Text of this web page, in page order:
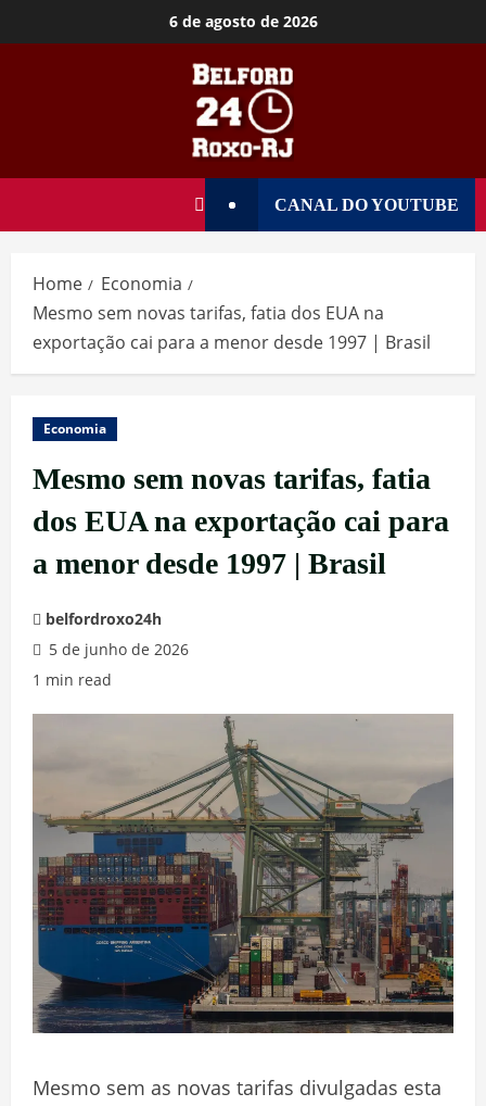
6 de agosto de 2026
CANAL DO YOUTUBE
Home
Economia
Mesmo sem novas tarifas, fatia dos EUA na
exportação cai para a menor desde 1997 | Brasil
Economia
Mesmo sem novas tarifas, fatia
dos EUA na exportação cai para
a menor desde 1997 | Brasil
belfordroxo24h
5 de junho de 2026
1 min read
Mesmo sem as novas tarifas divulgadas esta